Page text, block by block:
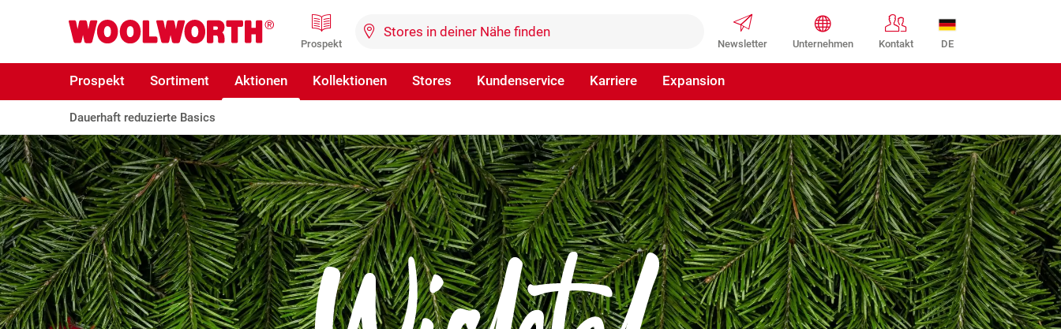
Woolworth GmbH DE
Prospekt Newsletter Unternehmen Kontakt
Prospekt Sortiment Aktionen Kollektionen Stores Kundenservice Karriere Expansion
Dauerhaft reduzierte Basics